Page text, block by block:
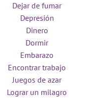
Dejar de fumar
Depresión
Dinero
Dormir
Embarazo
Encontrar trabajo
Juegos de azar
Lograr un milagro